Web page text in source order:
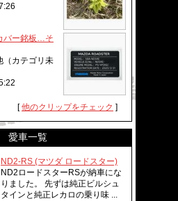
バー銘板…そ
（カテゴリ未
[他のクリップをチェック ]
愛車一覧
ND2-RS (マツダ ロードスター)
ND2ロードスターRSが納車にな
りました。 先ずは純正ビルシュ
タインと純正レカロの乗り味 ...